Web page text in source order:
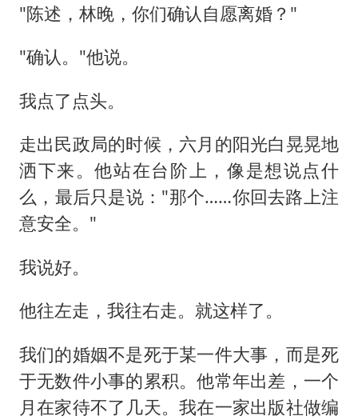
"陈述，林晚，你们确认自愿离婚？"
"确认。"他说。
我点了点头。
走出民政局的时候，六月的阳光白晃晃地
洒下来。他站在台阶上，像是想说点什
么，最后只是说："那个……你回去路上注
意安全。"
我说好。
他往左走，我往右走。就这样了。
我们的婚姻不是死于某一件大事，而是死
于无数件小事的累积。他常年出差，一个
月在家待不了几天。我在一家出版社做编